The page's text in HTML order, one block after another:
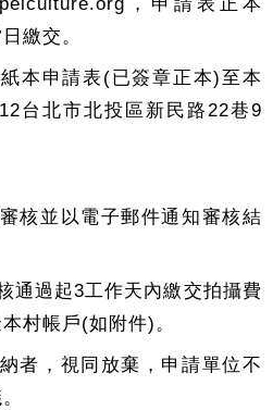
繳交。
本申請表(已簽章正本)至本
台北市北投區新民路22巷9
核並以電子郵件通知審核結
通過起3工作天內繳交拍攝費
村帳戶(如附件)。
者，視同放棄，申請單位不